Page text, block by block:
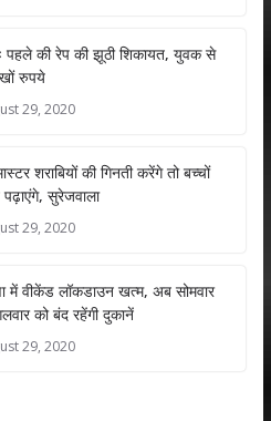
l e
पहले की रेप की झूठी शिकायत, युवक से
रुपये
29, 2020
शराबियों की गिनती करेंगे तो बच्चों
सुरेजवाला
29, 2020
में वीकेंड लॉकडाउन खत्म, अब सोमवार
को बंद रहेंगी दुकानें
29, 2020